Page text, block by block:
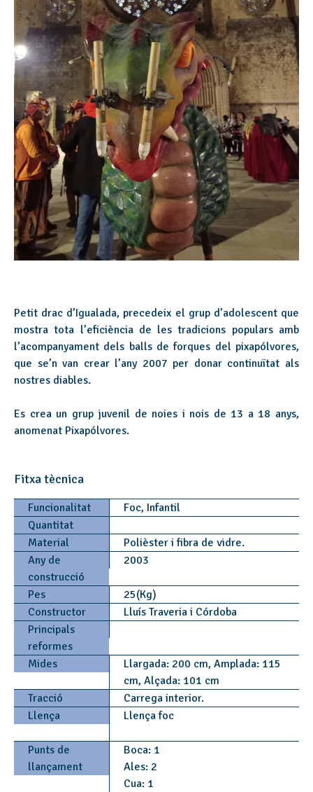
Petit drac d’Igualada, precedeix el grup d’adolescent que
mostra tota l’eficiència de les tradicions populars amb
l’acompanyament dels balls de forques del pixapólvores,
que se’n van crear l’any 2007 per donar continuïtat als
nostres diables.
Es crea un grup juvenil de noies i nois de 13 a 18 anys,
anomenat Pixapólvores.
Fitxa tècnica
Funcionalitat
Foc, Infantil
Quantitat
Material
Polièster i fibra de vidre.
Any de
construcció
2003
Pes
25(Kg)
Constructor
Lluís Traveria i Córdoba
Principals
reformes
Mides
Llargada: 200 cm, Amplada: 115
cm, Alçada: 101 cm
Tracció
Carrega interior.
Llença
Llença foc
Punts de
llançament
Boca: 1
Ales: 2
Cua: 1